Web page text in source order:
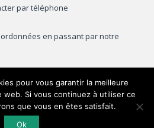
par téléphone
en passant par notre
© 2016 Meuz'Info.
pour vous garantir la meilleure
Si vous continuez à utiliser ce
que vous en êtes satisfait.
Ok